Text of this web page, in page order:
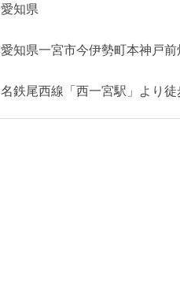
愛知県
愛知県一宮市今伊勢町本神戸前
名鉄尾西線「西一宮駅」より